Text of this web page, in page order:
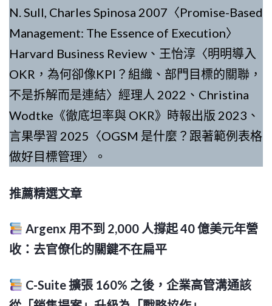
N. Sull, Charles Spinosa 2007〈Promise-Based
Management: The Essence of Execution〉
Harvard Business Review、王怡淳〈明明導入
OKR，為何卻像KPI？組織、部門目標的關聯，
不是拆解而是連結〉經理人 2022、Christina
Wodtke《徹底坦率與 OKR》時報出版 2023、
言果學習 2025〈OGSM 是什麼？跟著範例表格
做好目標管理〉。
推薦精選文章
Argenx 用不到 2,000 人撐起 40 億美元年營
收：去官僚化的關鍵不在扁平
C-Suite 擴張 160% 之後，企業高管溝通該